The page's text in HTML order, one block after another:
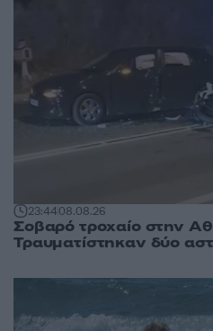
23:4408.08.26
Σοβαρό τροχαίο στην
Τραυματίστηκαν δύο